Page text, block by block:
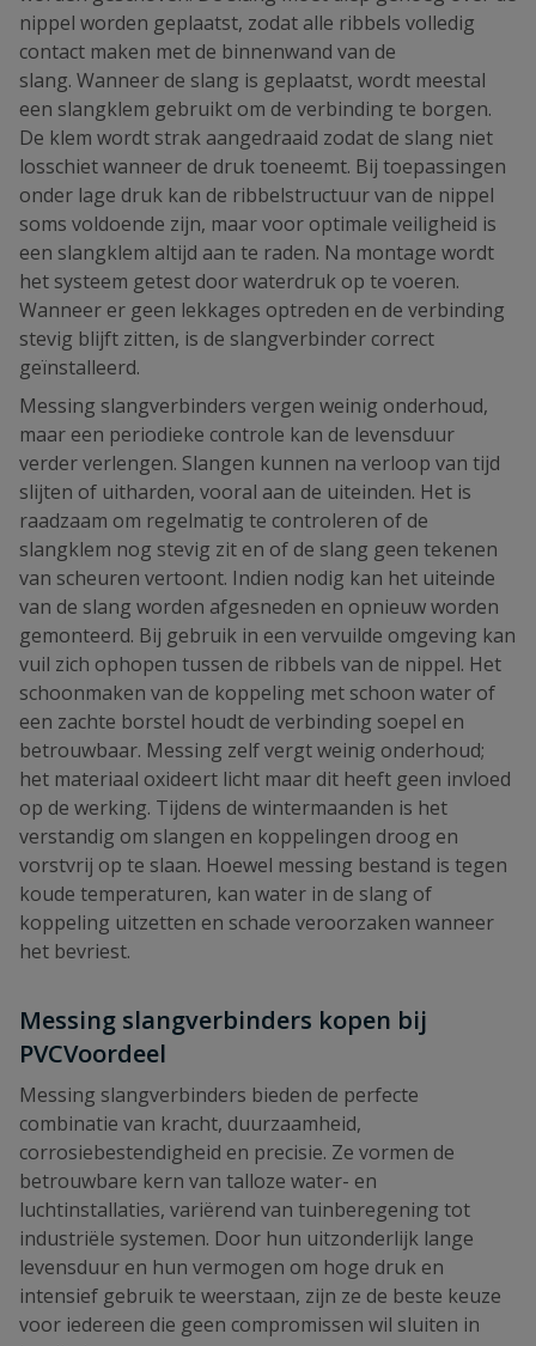
nippel worden geplaatst, zodat alle ribbels volledig
contact maken met de binnenwand van de
slang. Wanneer de slang is geplaatst, wordt meestal
een slangklem gebruikt om de verbinding te borgen.
De klem wordt strak aangedraaid zodat de slang niet
losschiet wanneer de druk toeneemt. Bij toepassingen
onder lage druk kan de ribbelstructuur van de nippel
soms voldoende zijn, maar voor optimale veiligheid is
een slangklem altijd aan te raden. Na montage wordt
het systeem getest door waterdruk op te voeren.
Wanneer er geen lekkages optreden en de verbinding
stevig blijft zitten, is de slangverbinder correct
geïnstalleerd.
Messing slangverbinders vergen weinig onderhoud,
maar een periodieke controle kan de levensduur
verder verlengen. Slangen kunnen na verloop van tijd
slijten of uitharden, vooral aan de uiteinden. Het is
raadzaam om regelmatig te controleren of de
slangklem nog stevig zit en of de slang geen tekenen
van scheuren vertoont. Indien nodig kan het uiteinde
van de slang worden afgesneden en opnieuw worden
gemonteerd. Bij gebruik in een vervuilde omgeving kan
vuil zich ophopen tussen de ribbels van de nippel. Het
schoonmaken van de koppeling met schoon water of
een zachte borstel houdt de verbinding soepel en
betrouwbaar. Messing zelf vergt weinig onderhoud;
het materiaal oxideert licht maar dit heeft geen invloed
op de werking. Tijdens de wintermaanden is het
verstandig om slangen en koppelingen droog en
vorstvrij op te slaan. Hoewel messing bestand is tegen
koude temperaturen, kan water in de slang of
koppeling uitzetten en schade veroorzaken wanneer
het bevriest.
Messing slangverbinders kopen bij
PVCVoordeel
Messing slangverbinders bieden de perfecte
combinatie van kracht, duurzaamheid,
corrosiebestendigheid en precisie. Ze vormen de
betrouwbare kern van talloze water- en
luchtinstallaties, variërend van tuinberegening tot
industriële systemen. Door hun uitzonderlijk lange
levensduur en hun vermogen om hoge druk en
intensief gebruik te weerstaan, zijn ze de beste keuze
voor iedereen die geen compromissen wil sluiten in